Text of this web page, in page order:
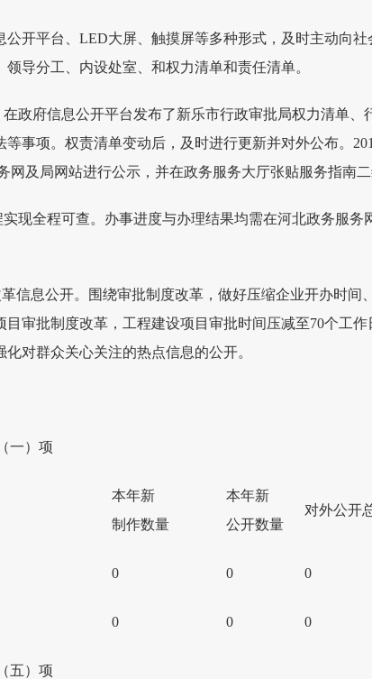
公开平台、LED大屏、触摸屏等多种形式，及时主动向
导分工、内设处室、和权力清单和责任清单。
政府信息公开平台发布了新乐市行政审批局权力清单、
事项。权责清单变动后，及时进行更新并对外公布。
网及局网站进行公示，并在政务服务大厅张贴服务指南二
现全程可查。办事进度与办理结果均需在河北政务服务
信息公开。围绕审批制度改革，做好压缩企业开办时间
审批制度改革，工程建设项目审批时间压减至70个工
对群众关心关注的热点信息的公开。
一）项
本年新
制作数量
本年新
公开数量
对外公开
0 0 0
0 0 0
五）项